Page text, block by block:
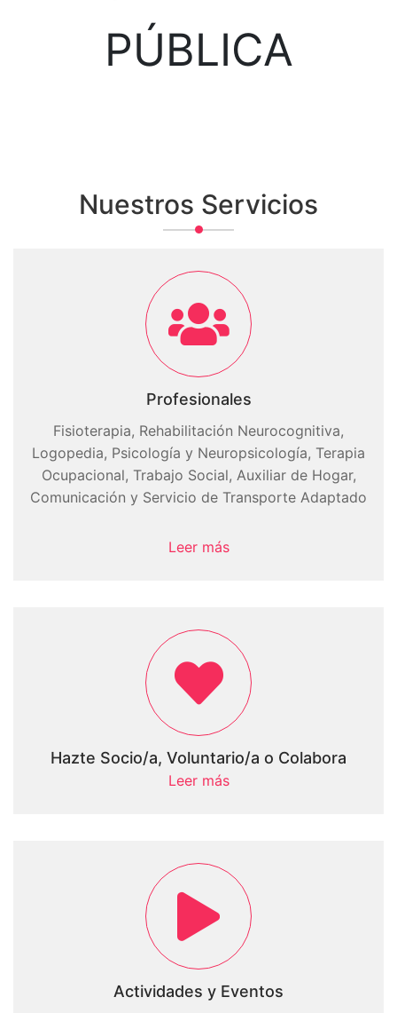
PÚBLICA
Nuestros Servicios
Profesionales
Fisioterapia, Rehabilitación Neurocognitiva,
Logopedia, Psicología y Neuropsicología, Terapia
Ocupacional, Trabajo Social, Auxiliar de Hogar,
Comunicación y Servicio de Transporte Adaptado
Leer más
Hazte Socio/a, Voluntario/a o Colabora
Leer más
Actividades y Eventos